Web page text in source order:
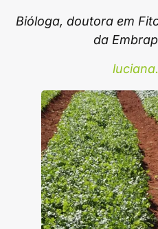
Bióloga, doutora em
da